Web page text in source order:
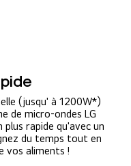
(jusqu' à 1200W*)
de micro-ondes LG
rapide qu'avec un
du temps tout en
vos aliments !